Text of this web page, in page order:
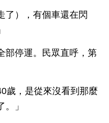
了），有個車還在閃
部停運。民眾直呼，第
歲，是從來沒看到那麼
」